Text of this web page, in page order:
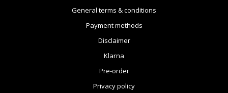
General terms & conditions
Payment methods
Disclaimer
Klarna
Pre-order
Privacy policy